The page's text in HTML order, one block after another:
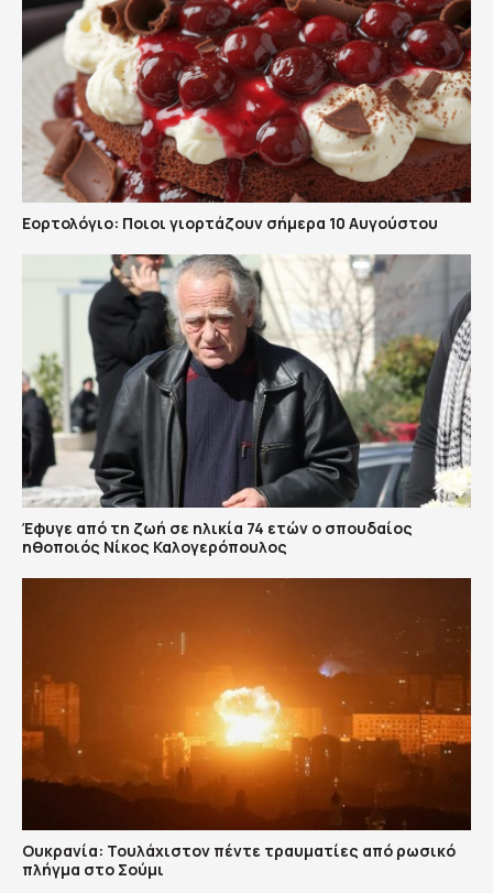
Εορτολόγιο: Ποιοι γιορτάζουν σήμερα 10 Αυγούστου
Έφυγε από τη ζωή σε ηλικία 74 ετών ο σπουδαίος
ηθοποιός Νίκος Καλογερόπουλος
Ουκρανία: Τουλάχιστον πέντε τραυματίες από ρωσικό
πλήγμα στο Σούμι